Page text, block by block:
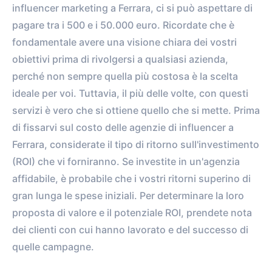
0%vs. 0%
ENGAGEMENT RATE
influencer marketing a Ferrara, ci si può aspettare di
pagare tra i 500 e i 50.000 euro. Ricordate che è
fondamentale avere una visione chiara dei vostri
obiettivi prima di rivolgersi a qualsiasi azienda,
perché non sempre quella più costosa è la scelta
ideale per voi. Tuttavia, il più delle volte, con questi
servizi è vero che si ottiene quello che si mette. Prima
di fissarvi sul costo delle agenzie di influencer a
Ferrara, considerate il tipo di ritorno sull'investimento
(ROI) che vi forniranno. Se investite in un'agenzia
affidabile, è probabile che i vostri ritorni superino di
gran lunga le spese iniziali. Per determinare la loro
proposta di valore e il potenziale ROI, prendete nota
dei clienti con cui hanno lavorato e del successo di
quelle campagne.